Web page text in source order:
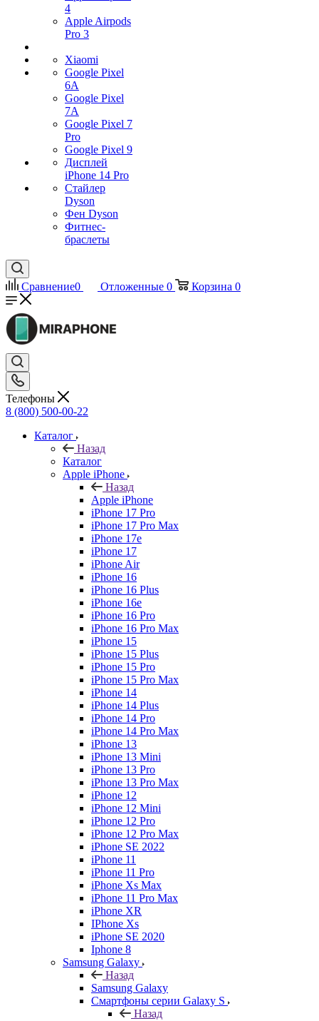
4
Apple Airpods
Pro 3
Xiaomi
Google Pixel
6A
Google Pixel
7А
Google Pixel 7
Pro
Google Pixel 9
Дисплей
iPhone 14 Pro
Стайлер
Dyson
Фен Dyson
Фитнес-
браслеты
Сравнение0 Отложенные 0 Корзина 0
Телефоны
8 (800) 500-00-22
Каталог
Назад
Каталог
Apple iPhone
Назад
Apple iPhone
iPhone 17 Pro
iPhone 17 Pro Max
iPhone 17e
iPhone 17
iPhone Air
iPhone 16
iPhone 16 Plus
iPhone 16e
iPhone 16 Pro
iPhone 16 Pro Max
iPhone 15
iPhone 15 Plus
iPhone 15 Pro
iPhone 15 Pro Max
iPhone 14
iPhone 14 Plus
iPhone 14 Pro
iPhone 14 Pro Max
iPhone 13
iPhone 13 Mini
iPhone 13 Pro
iPhone 13 Pro Max
iPhone 12
iPhone 12 Mini
iPhone 12 Pro
iPhone 12 Pro Max
iPhone SE 2022
iPhone 11
iPhone 11 Pro
iPhone Xs Max
iPhone 11 Pro Max
iPhone XR
IPhone Xs
iPhone SE 2020
Iphone 8
Samsung Galaxy
Назад
Samsung Galaxy
Смартфоны серии Galaxy S
Назад